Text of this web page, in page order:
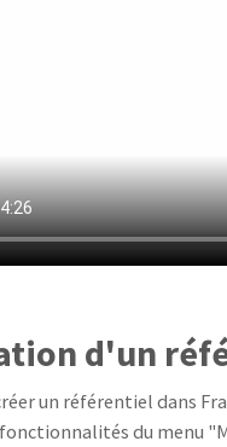
d'un
un référentiel dans
du menu